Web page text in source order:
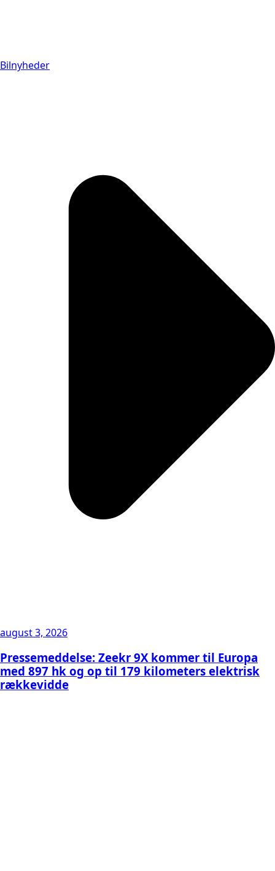
Bilnyheder
august 3, 2026
Pressemeddelse: Zeekr 9X kommer til Europa
med 897 hk og op til 179 kilometers elektrisk
rækkevidde